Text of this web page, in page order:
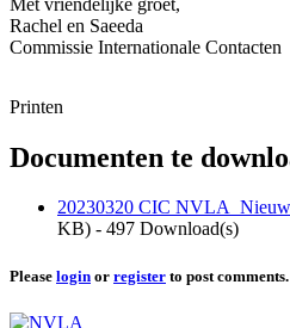
Rachel en Saeeda
Commissie Internationale Contacten
Printen
Documenten te
20230320 CIC
KB) - 497 Download(s)
Please login or register to post comments.